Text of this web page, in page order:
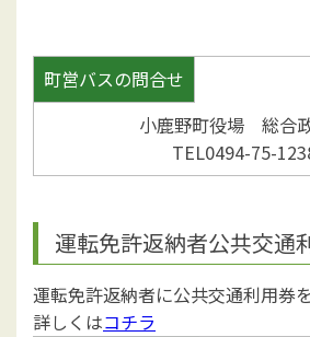
町営バスの問合せ
小鹿野町役場 総合
TEL0494-75-
運転免許返納者公共交通
運転免許返納者に公共交通利用券
詳しくはコチラ